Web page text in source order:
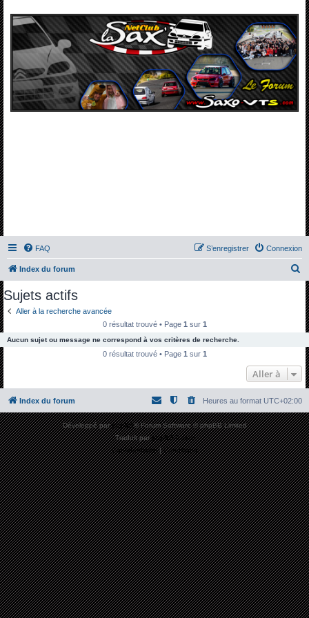
FAQ Connexion
S’enregistrer
Index du forum
c
e
r
Sujets actifs
Aller à la recherche avancée
0 résultat trouvé • Page 1 sur 1
Aucun sujet ou message ne correspond à vos critères de recherche.
0 résultat trouvé • Page 1 sur 1
Aller à
Index du forum Heures au format UTC+02:00
Développé parphpBB® Forum Software © phpBB Limited
Traduit parphpBB-fr.com
Confidentialité|Conditions